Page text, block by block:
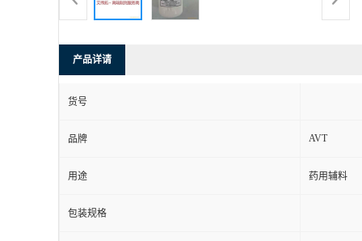
产品详请
货号
品牌 AVT
用途 药用辅料
包装规格